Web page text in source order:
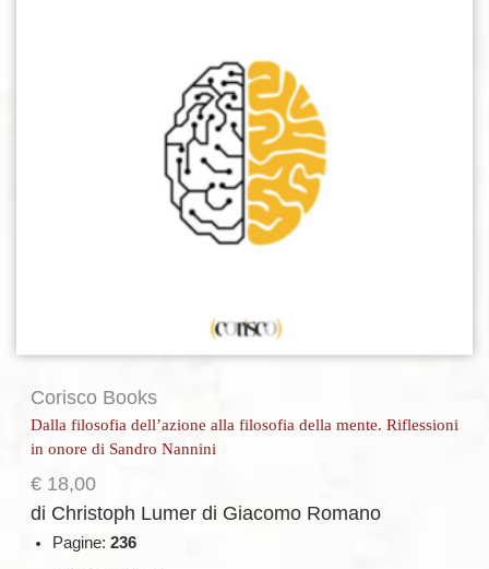
Corisco Books
Dalla filosofia dell’azione alla filosofia della mente. Riflessioni
in onore di Sandro Nannini
€ 18,00
di Christoph Lumer di Giacomo Romano
Pagine: 236